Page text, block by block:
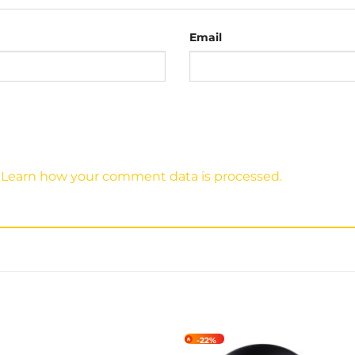
Nón Trùm:
Email
Learn how your comment data is processed.
-22%